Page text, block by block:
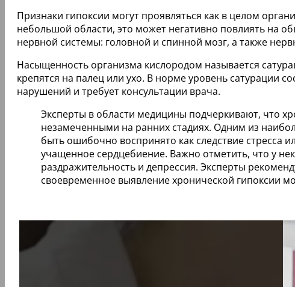
Признаки гипоксии могут проявляться как в целом
небольшой области, это может негативно повлиять на
нервной системы: головной и спинной мозг, а также
Насыщенность организма кислородом называется
крепятся на палец или ухо. В норме уровень сатурации
нарушений и требует консультации врача.
Эксперты в области медицины подчеркивают, что
незамеченными на ранних стадиях. Одним из
быть ошибочно воспринято как следствие стресса
учащенное сердцебиение. Важно отметить, что у
раздражительность и депрессия. Эксперты
своевременное выявление хронической гипоксии